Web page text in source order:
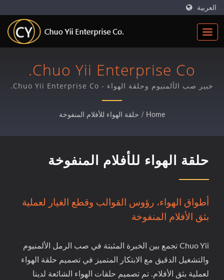
العربية
Chuo Yii Enterprise Co.
خبير صب الألمنيوم وحلقة الهواء - Chuo Yii Enterprise Co.
Home
/ حلقة الهواء للأفلام المنفوخة
حلقة الهواء للأفلام المنفوخة
أطواق الهواء، رؤوس القوالب وقطع الغيار لعملية
بثق الأفلام المنفوخة
Chuo Yii تجمع بين الخبرة المثبتة في صب الرمل الألمنيوم
والتشغيل الدقيق مع الابتكار المتميز في تصميم حلقة الهواء
لعملية بثق الأفلام. تم تصميم حلقات الهواء الشائعة لدينا